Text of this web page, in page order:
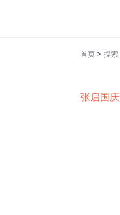
首页 > 搜索
张启国庆